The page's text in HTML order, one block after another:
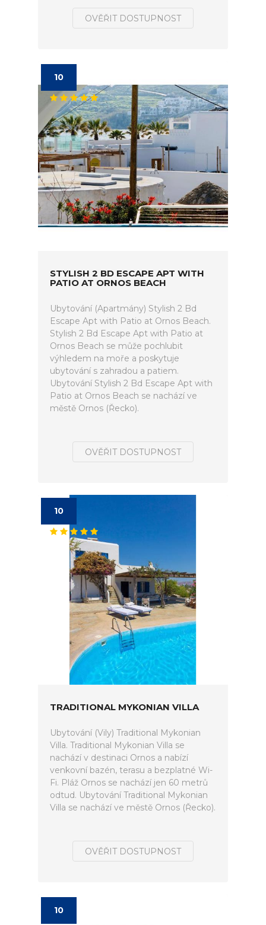
OVĚŘIT DOSTUPNOST
10
STYLISH 2 BD ESCAPE APT WITH
PATIO AT ORNOS BEACH
Ubytování (Apartmány) Stylish 2 Bd
Escape Apt with Patio at Ornos Beach.
Stylish 2 Bd Escape Apt with Patio at
Ornos Beach se může pochlubit
výhledem na moře a poskytuje
ubytování s zahradou a patiem.
Ubytování Stylish 2 Bd Escape Apt with
Patio at Ornos Beach se nachází ve
městě Ornos (Řecko).
OVĚŘIT DOSTUPNOST
10
TRADITIONAL MYKONIAN VILLA
Ubytování (Vily) Traditional Mykonian
Villa. Traditional Mykonian Villa se
nachází v destinaci Ornos a nabízí
venkovní bazén, terasu a bezplatné Wi-
Fi. Pláž Ornos se nachází jen 60 metrů
odtud. Ubytování Traditional Mykonian
Villa se nachází ve městě Ornos (Řecko).
OVĚŘIT DOSTUPNOST
10